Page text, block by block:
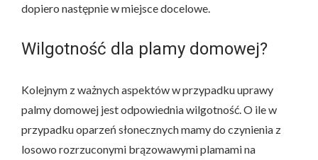
dopiero następnie w miejsce docelowe.
Wilgotność dla plamy domowej?
Kolejnym z ważnych aspektów w przypadku uprawy
palmy domowej jest odpowiednia wilgotność. O ile w
przypadku oparzeń słonecznych mamy do czynienia z
losowo rozrzuconymi brązowawymi plamami na